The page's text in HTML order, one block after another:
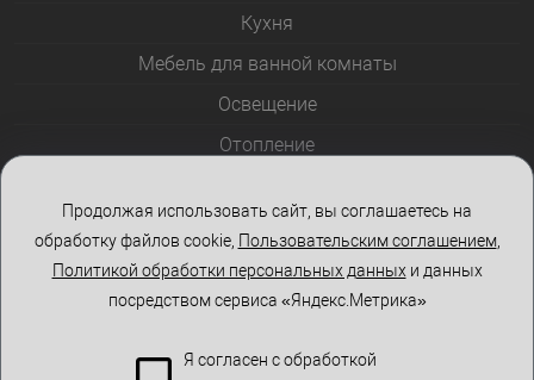
Кухня
Мебель для ванной комнаты
Освещение
Отопление
Розетки и выключатели
Стеклоблоки
Столы и стулья
Продолжая использовать сайт, вы соглашаетесь на
обработку файлов cookie, Пользовательским соглашением,
Политикой обработки персональных данных и данных
посредством сервиса «Яндекс.Метрика»
Я согласен с обработкой